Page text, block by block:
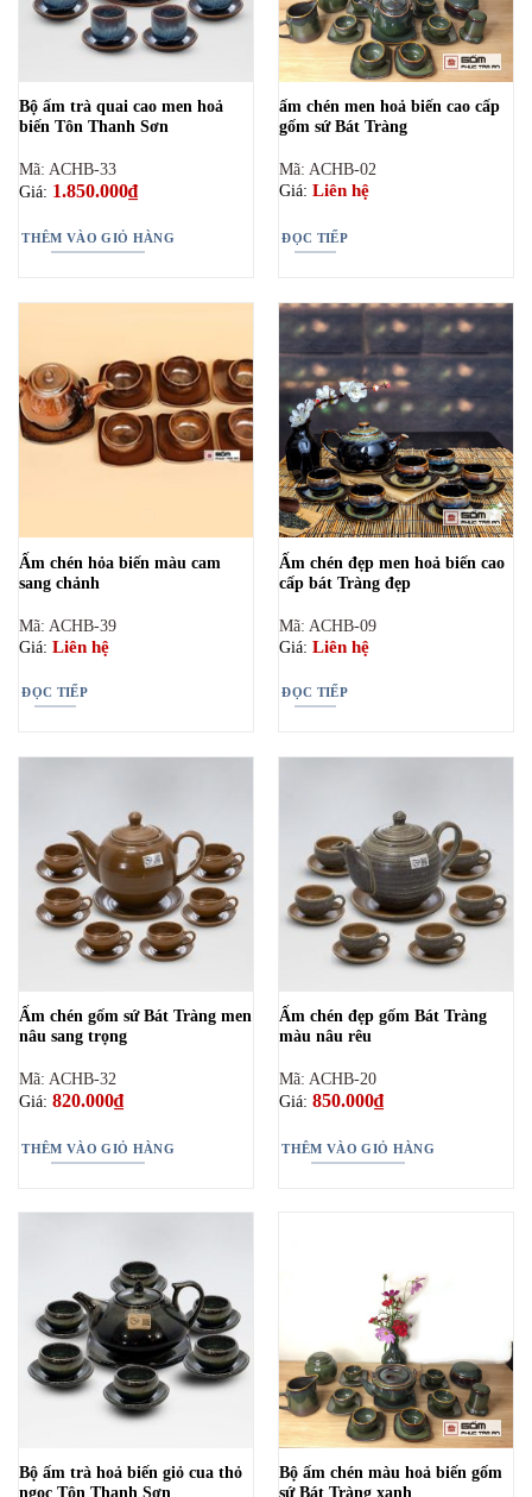
Bộ ấm trà quai cao men hoả
biến Tôn Thanh Sơn
Mã: ACHB-33
Giá: 1.850.000₫
THÊM VÀO GIỎ HÀNG
ấm chén men hoả biến cao cấp
gốm sứ Bát Tràng
Mã: ACHB-02
Giá: Liên hệ
ĐỌC TIẾP
Ấm chén hỏa biến màu cam
sang chảnh
Mã: ACHB-39
Giá: Liên hệ
ĐỌC TIẾP
Ấm chén đẹp men hoả biến cao
cấp bát Tràng đẹp
Mã: ACHB-09
Giá: Liên hệ
ĐỌC TIẾP
Ấm chén gốm sứ Bát Tràng men
nâu sang trọng
Mã: ACHB-32
Giá: 820.000₫
THÊM VÀO GIỎ HÀNG
Ấm chén đẹp gốm Bát Tràng
màu nâu rêu
Mã: ACHB-20
Giá: 850.000₫
THÊM VÀO GIỎ HÀNG
Bộ ấm trà hoả biến giỏ cua thỏ
ngọc Tôn Thanh Sơn
Bộ ấm chén màu hoả biến gốm
sứ Bát Tràng xanh